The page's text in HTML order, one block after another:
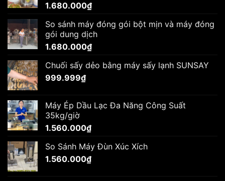
1.680.000₫
So sánh máy đóng gói bột mịn và máy đóng
gói dung dịch
1.680.000₫
Chuối sấy dẻo bằng máy sấy lạnh SUNSAY
999.999₫
Máy Ép Dầu Lạc Đa Năng Công Suất
35kg/giờ
1.560.000₫
So Sánh Máy Đùn Xúc Xích
1.560.000₫